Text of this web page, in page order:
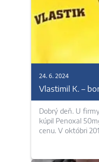
24. 6. 2024
Vlastimil K. –
Dobrý deň. U
kúpil Penoxal
cenu. V októbri